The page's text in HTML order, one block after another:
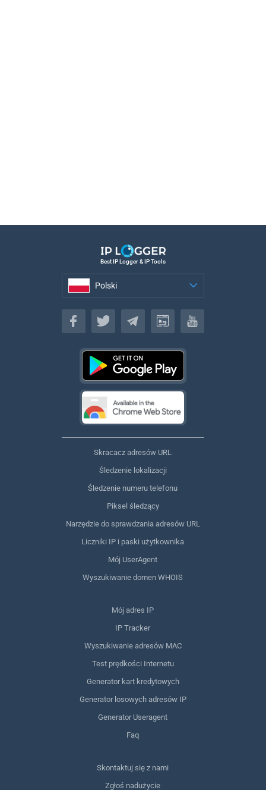
Best IP Logger & IP Tools
Polski
Polski
Skracacz adresów URL
Śledzenie lokalizacji
Śledzenie numeru telefonu
Piksel śledzący
Narzędzie do sprawdzania adresów URL
Liczniki IP i paski użytkownika
Mój UserAgent
Wyszukiwanie domen WHOIS
Mój adres IP
IP Tracker
Wyszukiwanie adresów MAC
Test prędkości Internetu
Generator kart kredytowych
Generator losowych adresów IP
Generator Useragent
Faq
Skontaktuj się z nami
Zgłoś nadużycie